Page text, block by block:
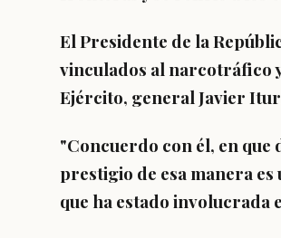
El Presidente de la
vinculados al narcotráfico
Ejército, generalJavier
"Concuerdo con él, en que
prestigio de esa manera
que ha estado involucrada